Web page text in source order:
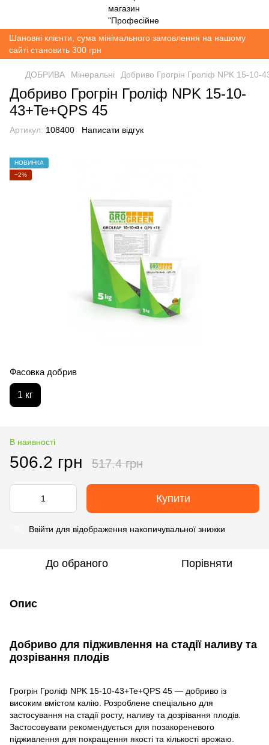
Шановні клієнти, сума мінімального замовлення на нашому
сайті становить 300 грн
ДОБРИВА Мінеральні Добриво Грогрін Гроліф NPK 15-10-
Добриво Грогрін Гроліф NPK 15-10-
43+Te+QPS 45
Артикул: 108400 Написати відгук
НОВИНКА
−2%
Фасовка добрив
1 кг
В наявності
506.2 грн 517.4 грн
Купити
Ввійти для відображення накопичувальної знижки
До обраного Порівняти
Опис
Добриво для підживлення на стадії наливу та
дозрівання плодів
Грогрін Гроліф NPK 15-10-43+Te+QPS 45 — добриво із
високим вмістом калію. Розроблене спеціально для
застосування на стадії росту, наливу та дозрівання плодів.
Застосовувати рекомендується для позакореневого
підживлення для покращення якості та кількості врожаю.